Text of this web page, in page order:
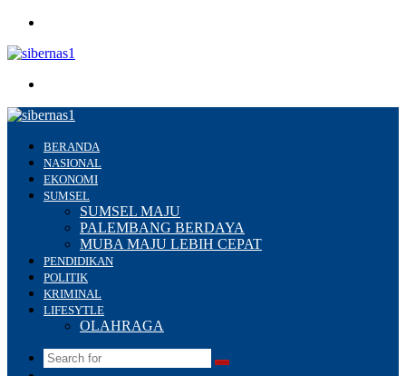
BERANDA
NASIONAL
EKONOMI
SUMSEL
SUMSEL MAJU
PALEMBANG BERDAYA
MUBA MAJU LEBIH CEPAT
PENDIDIKAN
POLITIK
KRIMINAL
LIFESYTLE
OLAHRAGA
Search